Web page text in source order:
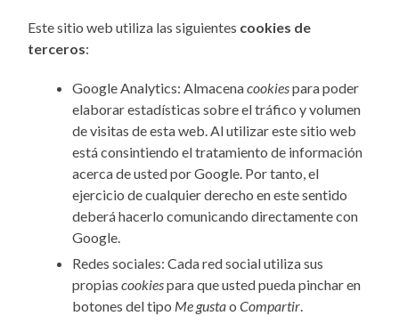
Este sitio web utiliza las siguientes cookies de
terceros:
Google Analytics: Almacenacookiespara poder
elaborar estadísticas sobre el tráfico y volumen
de visitas de esta web. Al utilizar este sitio web
está consintiendo el tratamiento de información
acerca de usted por Google. Por tanto, el
ejercicio de cualquier derecho en este sentido
deberá hacerlo comunicando directamente con
Google.
Redes sociales: Cada red social utiliza sus
propiascookiespara que usted pueda pinchar en
botones del tipo Me gustaoCompartir.